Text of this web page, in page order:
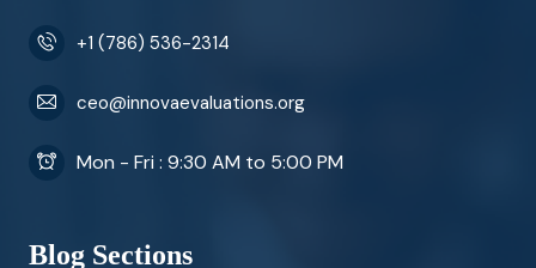
+1 (786) 536-2314
ceo@innovaevaluations.org
Mon - Fri : 9:30 AM to 5:00 PM
Blog Sections